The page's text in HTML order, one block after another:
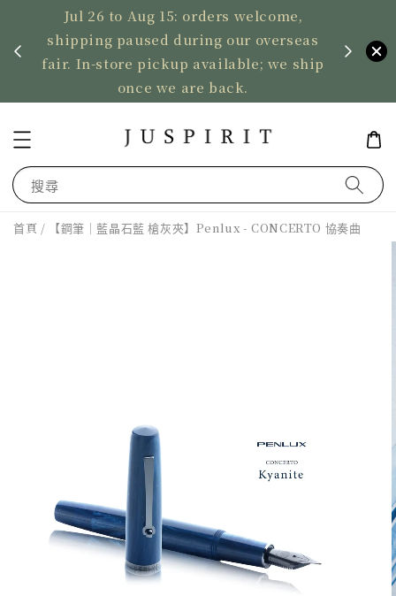
Jul 26 to Aug 15: orders welcome,
shipping paused during our overseas
fair. In-store pickup available; we ship
once we are back.
US
搜尋
首頁 / 【鋼筆｜藍晶石藍 槍灰夾】Penlux - CONCERTO 協奏曲